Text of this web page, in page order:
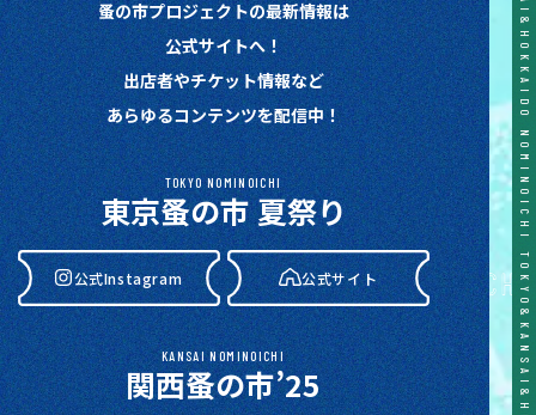
蚤の市プロジェクトの最新情報は
公式サイトへ！
出店者やチケット情報など
あらゆるコンテンツを配信中！
TOKYO NOMINOICHI
東京蚤の市 夏祭り
公式Instagram 公式サイト
KANSAI NOMINOICHI
関西蚤の市’25